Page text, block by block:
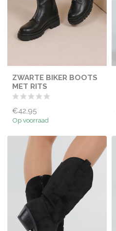
ZWARTE BIKER BOOTS
MET RITS
€42,95
Op voorraad